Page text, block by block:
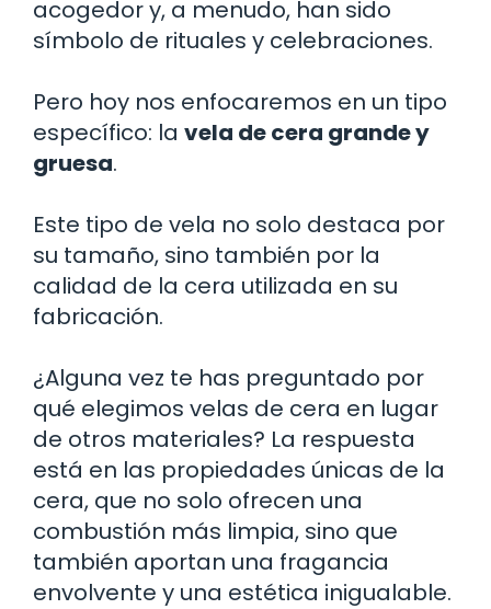
acogedor y, a menudo, han sido
símbolo de rituales y celebraciones.
Pero hoy nos enfocaremos en un tipo
específico: la vela de cera grande y
gruesa.
Este tipo de vela no solo destaca por
su tamaño, sino también por la
calidad de la cera utilizada en su
fabricación.
¿Alguna vez te has preguntado por
qué elegimos velas de cera en lugar
de otros materiales? La respuesta
está en las propiedades únicas de la
cera, que no solo ofrecen una
combustión más limpia, sino que
también aportan una fragancia
envolvente y una estética inigualable.